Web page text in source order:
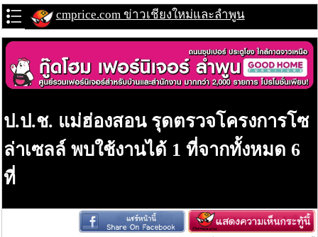
cmprice.com ข่าวเชียงใหม่และลำพูน
ป.ป.ช. แม่ฮ่องสอน รุดตรวจโครงการโซ
ล่าเซลล์ พบใช้งานได้ 1 ที่จากทั้งหมด 6
ที่